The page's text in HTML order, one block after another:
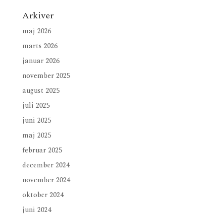
Arkiver
maj 2026
marts 2026
januar 2026
november 2025
august 2025
juli 2025
juni 2025
maj 2025
februar 2025
december 2024
november 2024
oktober 2024
juni 2024